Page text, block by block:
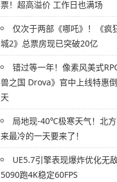
票！超高溢价 工作日也满场
仅次于两部《哪吒》！《疯
城2》总票房现已突破20亿
错过等一年！像素风美式
兽之国 Drova》官中上线特惠
天
局地现-40℃极寒天气！北
来最冷的一天要来了！
UE5.7引擎表现爆炸优化无敌
5090跑4K稳定60FPS